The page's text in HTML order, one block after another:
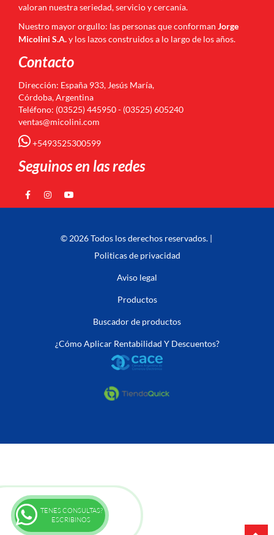
valoran nuestra seriedad, servicio y cercanía.
Nuestro mayor orgullo: las personas que conforman Jorge
Micolini S.A.y los lazos construidos a lo largo de los años.
Contacto
Dirección: España 933, Jesús María,
Córdoba, Argentina
Teléfono: (03525) 445950 - (03525) 605240
ventas@micolini.com
+5493525300599
Seguinos en las redes
© 2026 Todos los derechos reservados. |
Politicas de privacidad
Aviso legal
Productos
Buscador de productos
¿Cómo Aplicar Rentabilidad Y Descuentos?
TENES CONSULTAS?
ESCRIBINOS